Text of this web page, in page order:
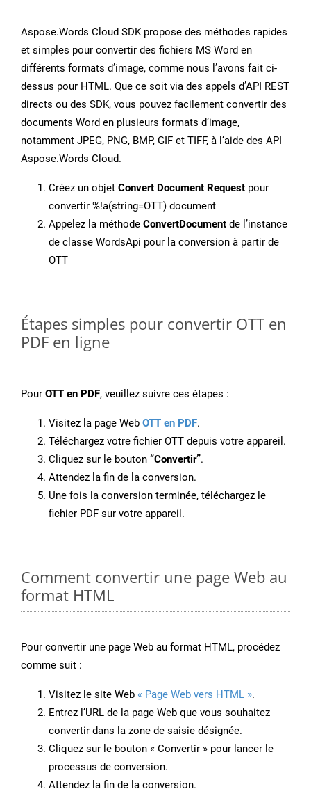
Aspose.Words Cloud SDK propose des méthodes rapides
et simples pour convertir des fichiers MS Word en
différents formats d’image, comme nous l’avons fait ci-
dessus pour HTML. Que ce soit via des appels d’API REST
directs ou des SDK, vous pouvez facilement convertir des
documents Word en plusieurs formats d’image,
notamment JPEG, PNG, BMP, GIF et TIFF, à l’aide des API
Aspose.Words Cloud.
Créez un objet Convert Document Request pour
convertir %!a(string=OTT) document
Appelez la méthode ConvertDocument de l’instance
de classe WordsApi pour la conversion à partir de
OTT
Étapes simples pour convertir OTT en
PDF en ligne
Pour OTT en PDF, veuillez suivre ces étapes :
Visitez la page Web OTT en PDF.
Téléchargez votre fichier OTT depuis votre appareil.
Cliquez sur le bouton “Convertir”.
Attendez la fin de la conversion.
Une fois la conversion terminée, téléchargez le
fichier PDF sur votre appareil.
Comment convertir une page Web au
format HTML
Pour convertir une page Web au format HTML, procédez
comme suit :
Visitez le site Web « Page Web vers HTML ».
Entrez l’URL de la page Web que vous souhaitez
convertir dans la zone de saisie désignée.
Cliquez sur le bouton « Convertir » pour lancer le
processus de conversion.
Attendez la fin de la conversion.